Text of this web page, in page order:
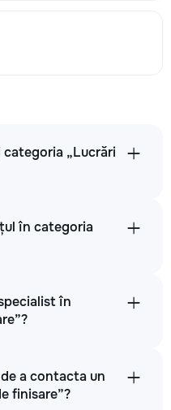
categoria „Lucrări
în categoria
în
a contacta un
finisare”?